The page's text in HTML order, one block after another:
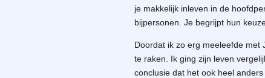
je makkelijk inleven in de
bijpersonen. Je begrijpt hun
Doordat ik zo erg meeleefde met
te raken. Ik ging zijn leven
conclusie dat het ook heel